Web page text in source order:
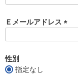
須
)
Ｅメールアドレス
性別
指定なし